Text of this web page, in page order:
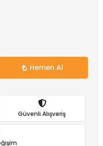
Hemen Al
Güvenli Alışveriş